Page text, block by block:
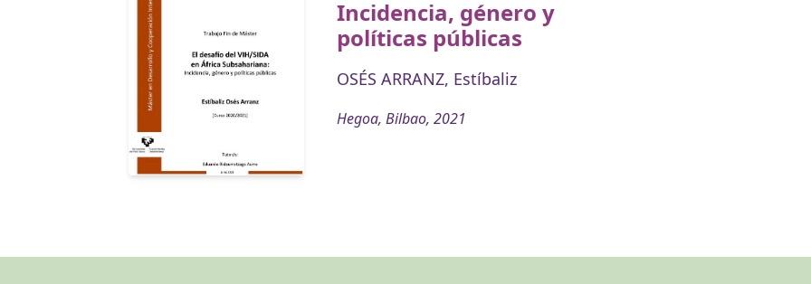
Incidencia, género y
políticas públicas
OSÉS ARRANZ, Estíbaliz
Hegoa, Bilbao, 2021